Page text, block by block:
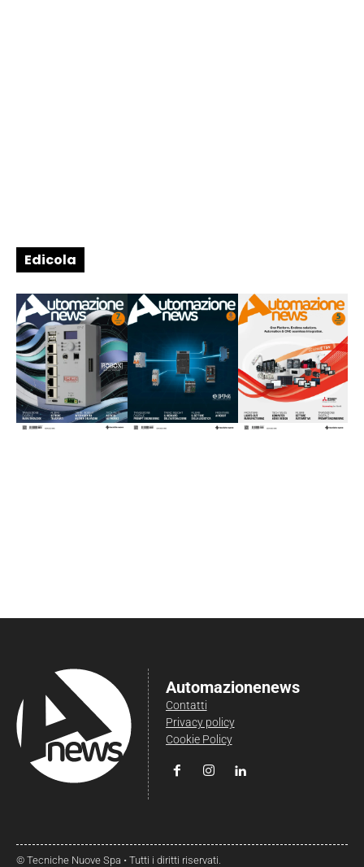
Edicola
Automazionenews
Contatti
Privacy policy
Cookie Policy
© Tecniche Nuove Spa • Tutti i diritti riservati.